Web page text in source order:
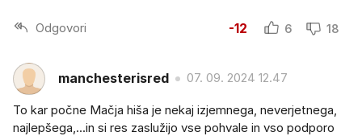
Odgovori -12 6 18
manchesterisred 07. 09. 2024 12.47
To kar počne Mačja hiša je nekaj izjemnega, neverjetnega,
najlepšega,...in si res zaslužijo vse pohvale in vso podporo